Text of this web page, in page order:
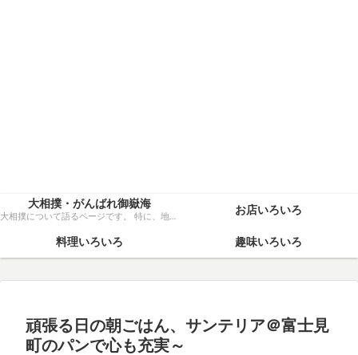
大相撲・がんばれ御嶽海
大相撲について語るページです。 特に、地元力士・御嶽海関を、粘り強く応援いたします！ お店いろいろ
料理いろいろ 趣味いろいろ
頑張る日の朝ごはん、サンテリア＠富士見
町のパンで心も充実～